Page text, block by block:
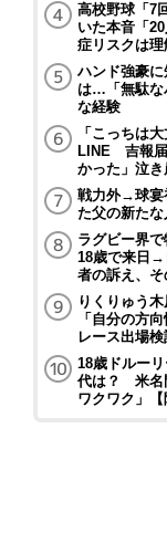
高校野球「7
いた本音「
症リスクは理
ハンド強豪
は…「無駄な
な経験
「こっちは
LINE 吉報
かった」泣
戦力外→球宴
た父の新た
ラグビー界
18歳で来日→
者の訴え、そ
りくりゅう
「自分の方
レース出場検
18歳ドルー
代は？ 米名
ワクワク」【